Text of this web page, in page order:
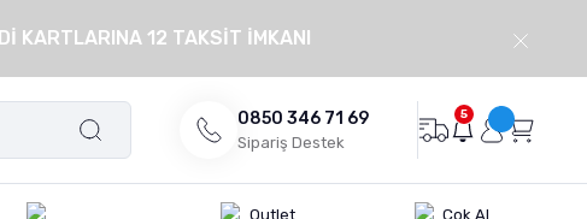
KARTLARINA 12 TAKSİT İMKANI
0850 346 71 69
Sipariş Destek
5